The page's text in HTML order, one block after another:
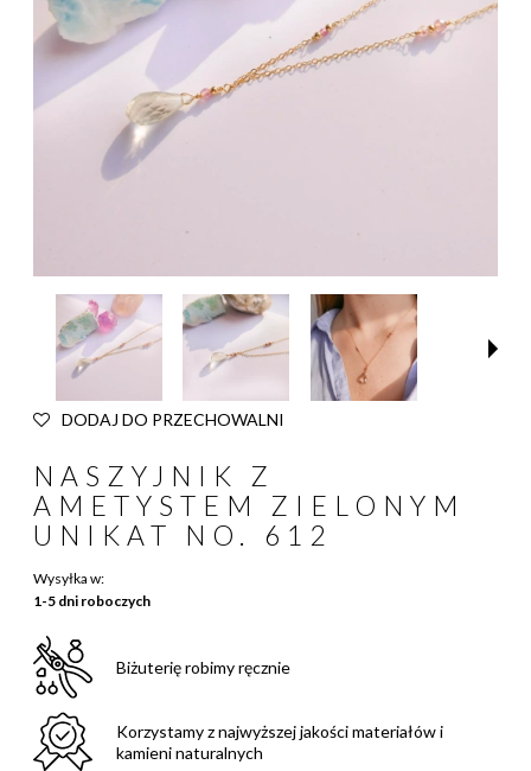
DODAJ DO PRZECHOWALNI
NASZYJNIK Z
AMETYSTEM ZIELONYM
UNIKAT NO. 612
Wysyłka w:
1-5 dni roboczych
Biżuterię robimy ręcznie
Korzystamy z najwyższej jakości materiałów i
kamieni naturalnych